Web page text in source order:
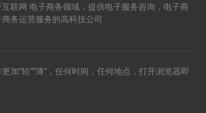
联网 电子商务领域，提供电子服务咨询，电子商
务运营服务的高科技公司
加“轻”“薄”，任何时间，任何地点，打开浏览器即